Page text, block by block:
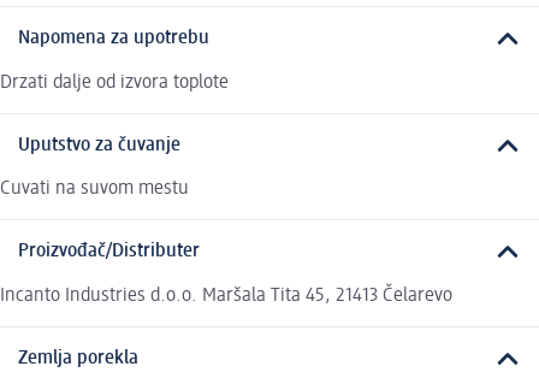
Napomena za upotrebu
Drzati dalje od izvora toplote
Uputstvo za čuvanje
Cuvati na suvom mestu
Proizvođač/Distributer
Incanto Industries d.o.o. Maršala Tita 45, 21413 Čelarevo
Zemlja porekla